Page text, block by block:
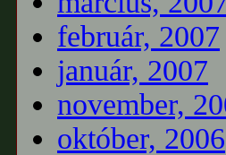
február, 2007
január, 2007
november,
október, 2006